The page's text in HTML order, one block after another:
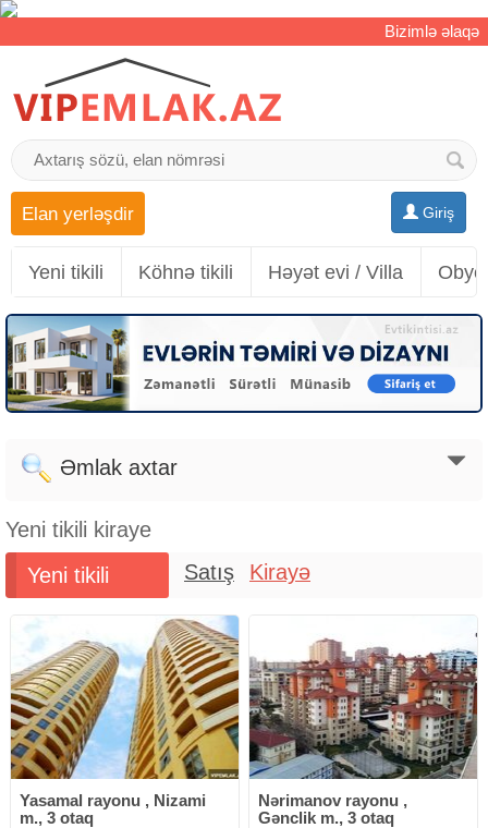
Bizimlə əlaqə
Giriş
Elan yerləşdir
Yeni tikili Köhnə tikili Həyət evi / Villa
Əmlak axtar
Yeni tikili kiraye
Yeni tikili
Satış Kirayə
Yasamal rayonu , Nizami
m., 3 otaq
Nərimanov rayonu ,
Gənclik m., 3 otaq